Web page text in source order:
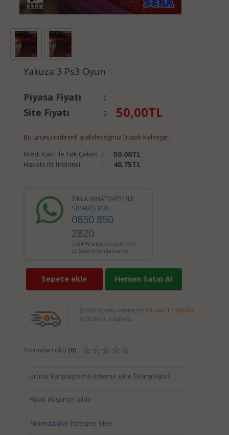
Yakuza 3 Ps3 Oyun
Piyasa Fiyatı
:
Site Fiyatı
: 50,00TL
Bu ürünü indirimli alabileceğiniz 0 stok kalmıştır.
Kredi Kartı ile Tek Çekim : 50.00TL
Havale ile İndirimli : 48.75TL
TIKLA WHATSAPP İLE
SİPARİŞ VER
0850 850
2820
7x24 Whatsapp Üzerinden
de Sipariş Verebilirsiniz.
Sepete ekle Hemen Satın Al
Şimdi sipariş verirseniz 94 saat 12 dakika
içerisinde kargoda.
Yorumları oku (0)
Ürünü karşılaştırma listeme ekle ( Karşılaştır)
Fiyatı düşünce bildir
Aklımdakiler listesine ekle